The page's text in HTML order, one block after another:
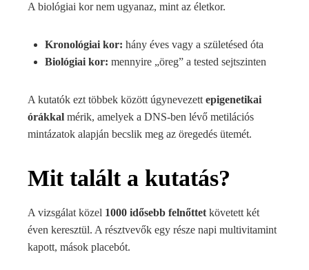
A biológiai kor nem ugyanaz, mint az életkor.
Kronológiai kor: hány éves vagy a születésed óta
Biológiai kor: mennyire „öreg” a tested sejtszinten
A kutatók ezt többek között úgynevezett epigenetikai
órákkal mérik, amelyek a DNS-ben lévő metilációs
mintázatok alapján becslik meg az öregedés ütemét.
Mit talált a kutatás?
A vizsgálat közel 1000 idősebb felnőttet követett két
éven keresztül. A résztvevők egy része napi multivitamint
kapott, mások placebót.